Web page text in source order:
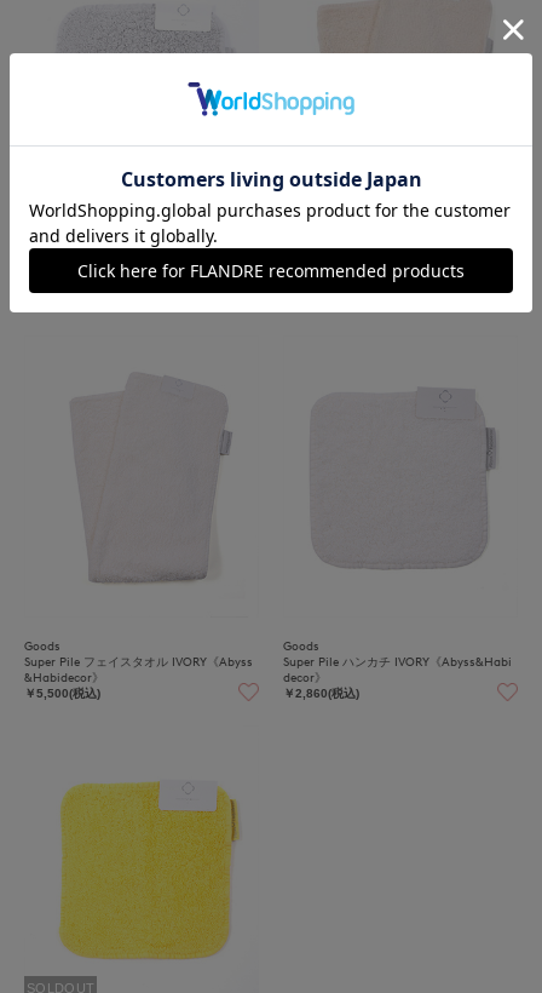
Goods
Super Pile ハンカチ PLATINIUM《Abyss&
Habidecor》
Super Pile フェイスタオル ECRU《Abyss&
Goods
Super Pile フェイスタオル IVORY《Abyss
&Habidecor》
￥5,500(税込)
Goods
Super Pile ハンカチ IVORY《Abyss&Habi
decor》
￥2,860(税込)
SOLDOUT